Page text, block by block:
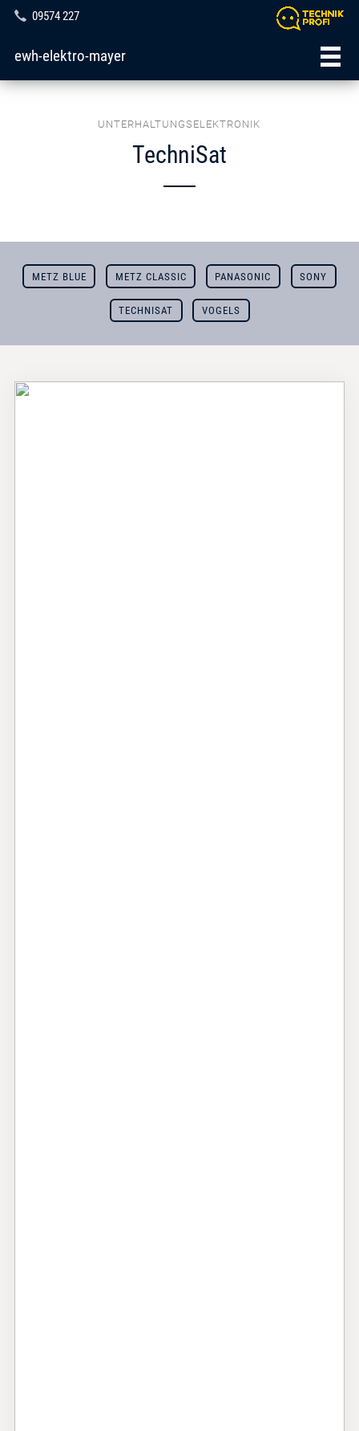
09574 227
ewh-elektro-mayer
UNTERHALTUNGSELEKTRONIK
TechniSat
METZ BLUE METZ CLASSIC PANASONIC SONY
TECHNISAT VOGELS